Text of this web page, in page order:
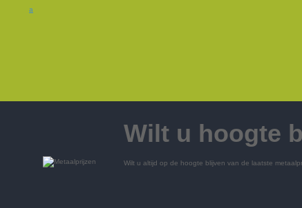
a
Wilt u hoogte
Wilt u altijd op de hoogte blijven van de laatste